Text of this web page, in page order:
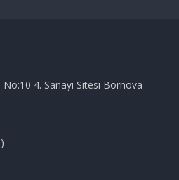
No:10 4. Sanayi Sitesi Bornova –